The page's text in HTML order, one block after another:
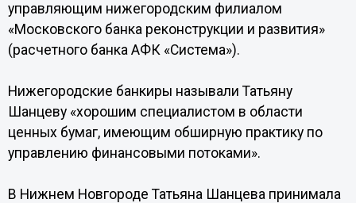
управляющим нижегородским филиалом
«Московского банка реконструкции и развития»
(расчетного банка АФК «Система»).
Нижегородские банкиры называли Татьяну
Шанцеву «хорошим специалистом в области
ценных бумаг, имеющим обширную практику по
управлению финансовыми потоками».
В Нижнем Новгороде Татьяна Шанцева принимала